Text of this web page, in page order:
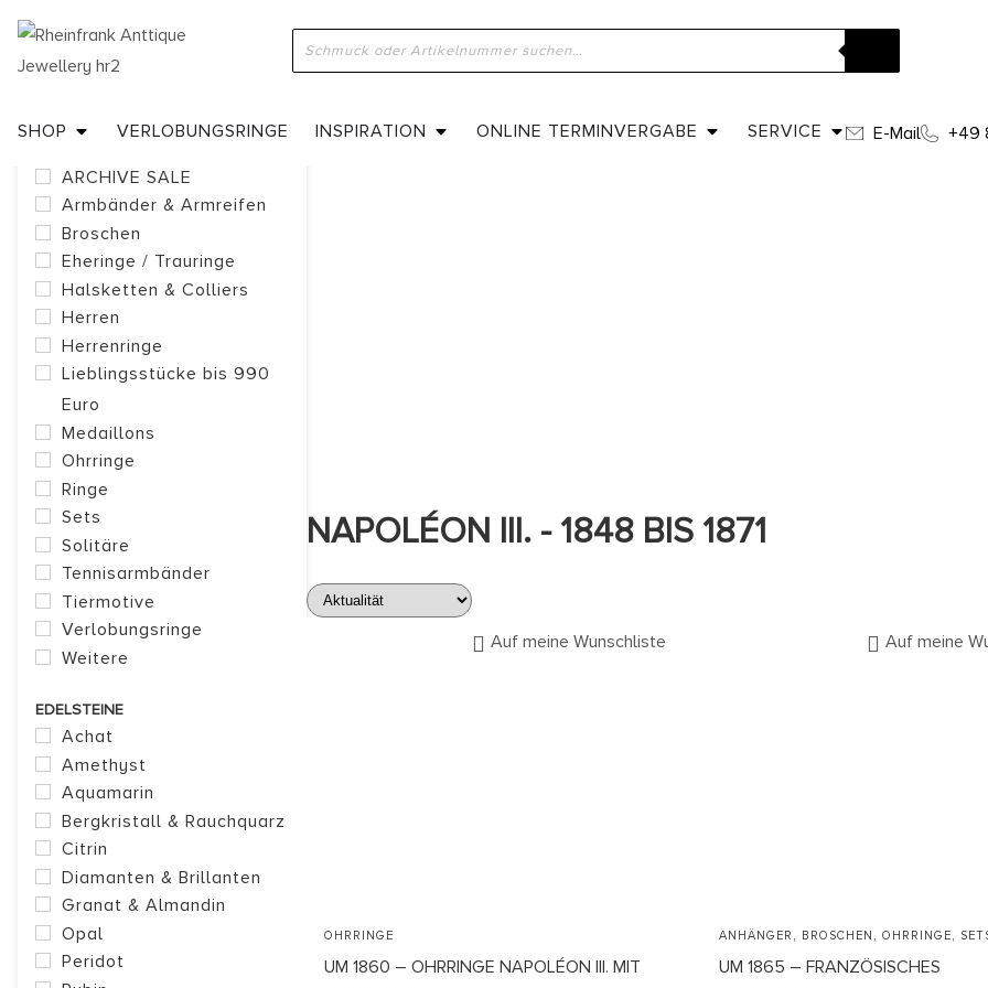
SHOP VERLOBUNGSRINGE INSPIRATION ONLINE TERMINVERGABE SERVICE E-Mail +49
KATEGORIEN
ARCHIVE SALE
Armbänder & Armreifen
Broschen
Eheringe / Trauringe
Halsketten & Colliers
Herren
Herrenringe
Lieblingsstücke bis 990
Euro
Medaillons
Ohrringe
Ringe
Sets
Solitäre
Tennisarmbänder
Tiermotive
Verlobungsringe
Weitere
EDELSTEINE
Achat
Amethyst
Aquamarin
Bergkristall & Rauchquarz
Citrin
Diamanten & Brillanten
Granat & Almandin
Opal
Peridot
NAPOLÉON III. - 1848 BIS 1871
Auf meine Wunschliste
OHRRINGE
UM 1860 – OHRRINGE NAPOLÉON III. MIT
Auf meine
ANHÄNGER , BROSCHEN ,OHRRINGE,
UM 1865 – FRANZÖSISCHES